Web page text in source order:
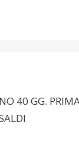
NO 40 GG.